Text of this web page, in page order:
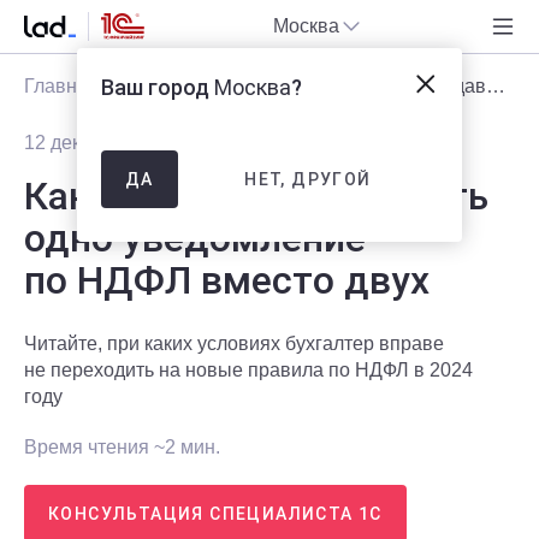
Москва
Главная Блог Статьи Как в 2024 году подавать одно уведомление по НДФЛ вместо двух
12 декабря 2023
Как в 2024 году подавать
одно уведомление
по НДФЛ вместо двух
Читайте, при каких условиях бухгалтер вправе
не переходить на новые правила по НДФЛ в 2024
году
Время чтения ~2 мин.
КОНСУЛЬТАЦИЯ СПЕЦИАЛИСТА 1С
Ваш город Москва?
ДА НЕТ, ДРУГОЙ